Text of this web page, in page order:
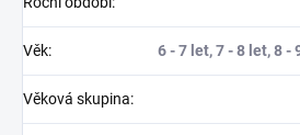
Věk: 6 - 7 let, 7 - 8 let, 8 -
Věková skupina: